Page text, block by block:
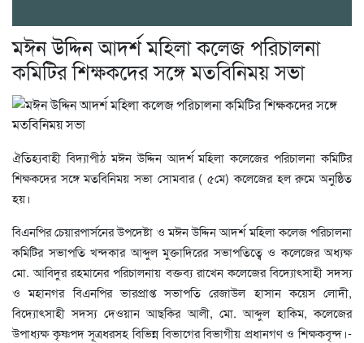
মঈন উদ্দিন আদর্শ মহিলা কলেজ পরিচালনা
কমিটির শিক্ষকদের সঙ্গে মতবিনিময় সভা
ঐতিহ্যবাহী বিদ্যাপীঠ মঈন উদ্দিন আদর্শ মহিলা কলেজের পরিচালনা কমিটির
শিক্ষকদের সঙ্গে মতবিনিময় সভা সোমবার ( ৫মে) কলেজের হল রুমে অনুষ্ঠিত
হয়।
বিএনপির চেয়ারপার্সনের উপদেষ্টা ও মঈন উদ্দিন আদর্শ মহিলা কলেজ পরিচালনা
কমিটির সভাপতি খন্দকার আব্দুল মুক্তাদিরের সভাপতিত্বে ও কলেজের অধ্যক্ষ
মো. আবিদুর রহমানের পরিচালনায় বক্তব্য রাখেন কলেজের বিদ্যোৎসাহী সদস্য
ও মহানগর বিএনপির ভারপ্রাপ্ত সভাপতি রেজাউল হাসান কয়েস লোদী,
বিদ্যোৎসাহী সদস্য দেওয়ান আছকির আলী, মো. আব্দুল হাকিম, কলেজের
উপাধ্যক্ষ কৃষ্ণপদ সূত্রধরসহ বিভিন্ন বিভাগের বিভাগীয় প্রধানগণ ও শিক্ষকবৃন্দ।-